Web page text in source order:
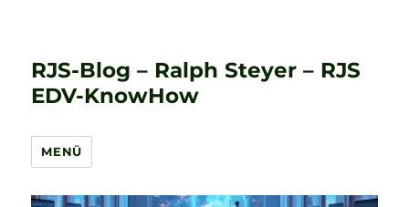
RJS-Blog – Ralph Steyer – RJS
EDV-KnowHow
MENÜ